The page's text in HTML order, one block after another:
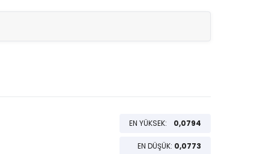
EN YÜKSEK: 0,0794
EN DÜŞÜK: 0,0773